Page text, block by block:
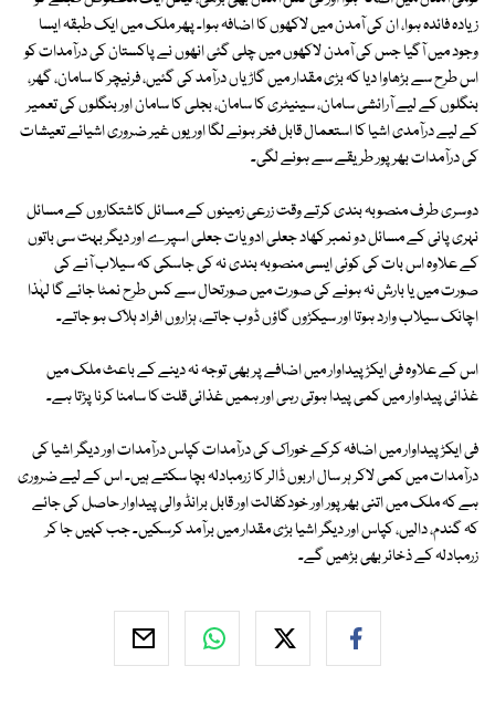
زیادہ فائدہ ہوا، ان کی آمدن میں لاکھوں کا اضافہ ہوا۔ پھر ملک میں ایک طبقہ ایسا
وجود میں آگیا جس کی آمدن لاکھوں میں چلی گئی انھوں نے پاکستان کی درآمدات کو
اس طرح سے بڑھاوا دیا کہ بڑی مقدار میں گاڑیاں درآمد کی گئیں، فرنیچر کا سامان، گھر،
بنگلوں کے لیے آرائشی سامان، سینیٹری کا سامان، بجلی کا سامان اور بنگلوں کی تعمیر
کے لیے درآمدی اشیا کا استعمال قابل فخر ہونے لگا اوریوں غیر ضروری اشیائے تعیشات
کی درآمدات بھرپور طریقے سے ہونے لگی۔
دوسری طرف منصوبہ بندی کرتے وقت زرعی زمینوں کے مسائل کاشتکاروں کے مسائل
نہری پانی کے مسائل دو نمبر کھاد جعلی ادویات جعلی اسپرے اور دیگر بہت سی باتوں
کے علاوہ اس بات کی کوئی ایسی منصوبہ بندی نہ کی جاسکی کہ سیلاب آنے کی
صورت میں یا بارش نہ ہونے کی صورت میں صورتحال سے کس طرح نمٹا جائے گا لہٰذا
اچانک سیلاب وارد ہوتا اور سیکڑوں گاؤں ڈوب جاتے، ہزاروں افراد ہلاک ہو جاتے۔
اس کے علاوہ فی ایکڑ پیداوار میں اضافے پر بھی توجہ نہ دینے کے باعث ملک میں
غذائی پیداوار میں کمی پیدا ہوتی رہی اور ہمیں غذائی قلت کا سامنا کرنا پڑتا ہے۔
فی ایکڑ پیداوار میں اضافہ کرکے خوراک کی درآمدات کپاس درآمدات اور دیگر اشیا کی
درآمدات میں کمی لاکر ہر سال اربوں ڈالر کا زرمبادلہ بچا سکتے ہیں۔ اس کے لیے ضروری
ہے کہ ملک میں اتنی بھرپور اور خودکفالت اور قابل برانڈ والی پیداوار حاصل کی جائے
کہ گندم، دالیں، کپاس اور دیگر اشیا بڑی مقدار میں برآمد کرسکیں۔ جب کہیں جا کر
زرمبادلہ کے ذخائر بھی بڑھیں گے۔